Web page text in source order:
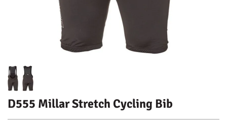
D555 Millar Stretch Cycling Bib